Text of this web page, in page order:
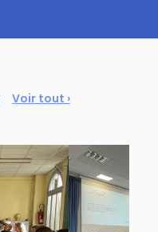
Voir tout ›